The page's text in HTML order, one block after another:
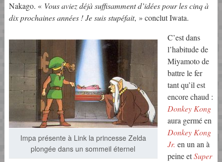
Nakago. « Vous aviez déjà suffisamment d’idées pour les cinq à
dix prochaines années ! Je suis stupéfait, » conclut Iwata.
Impa présente à Link la princesse Zelda
plongée dans un sommeil éternel
C’est dans
l’habitude de
Miyamoto de
battre le fer
tant qu’il est
encore chaud :
Donkey Kong
aura germé en
Donkey Kong
Jr. en un an à
peine etSuper